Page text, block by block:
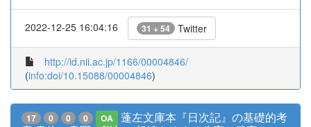
2022-12-25 16:04:16 31 + 54 Twitter
http://id.nii.ac.jp/1166/00004846/
(info:doi/10.15088/00004846)
17 0 0 0 OA
蓬左文庫本『日次記』の基礎的考